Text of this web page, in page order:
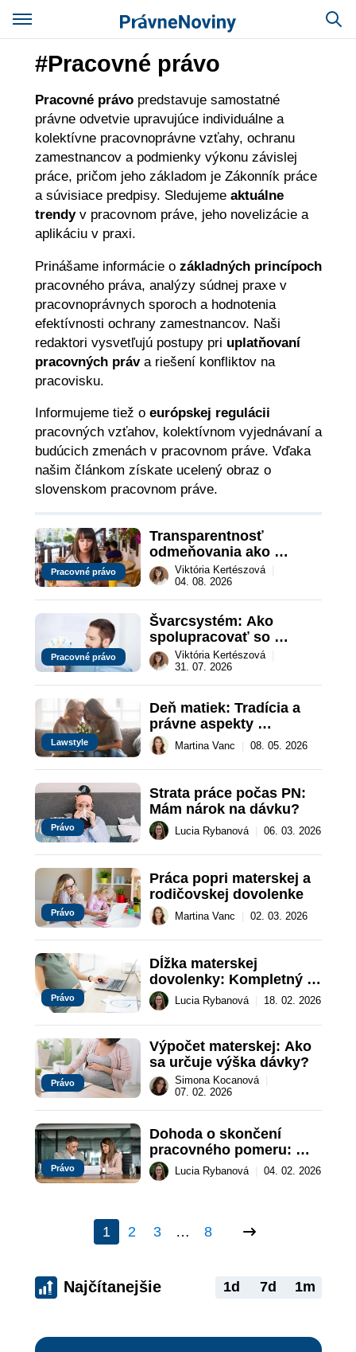
#Pracovné právo
Pracovné právopredstavuje samostatné
právne odvetvie upravujúce individuálne a
kolektívne pracovnoprávne vzťahy, ochranu
zamestnancov a podmienky výkonu závislej
práce, pričom jeho základom je Zákonník práce
a súvisiace predpisy. Sledujeme aktuálne
trendyv pracovnom práve, jeho novelizácie a
aplikáciu v praxi.
Prinášame informácie o základných princípoch
pracovného práva, analýzy súdnej praxe v
pracovnoprávnych sporoch a hodnotenia
efektívnosti ochrany zamestnancov. Naši
redaktori vysvetľujú postupy pri uplatňovaní
pracovných práva riešení konfliktov na
pracovisku.
Informujeme tiež o európskej regulácii
pracovných vzťahov, kolektívnom vyjednávaní a
budúcich zmenách v pracovnom práve. Vďaka
našim článkom získate ucelený obraz o
slovenskom pracovnom práve.
Pracovné právo
Transparentnosť
odmeňovania ako
právna povinnosť:
revolúcia na
slovenskom trhu práce
Viktória Kertészová
04. 08. 2026
Pracovné právo
Švarcsystém: Ako
spolupracovať so
živnostníkom legálne a
bez rizika?
Viktória Kertészová
31. 07. 2026
Lawstyle
Deň matiek: Tradícia a
právne aspekty
materstva
Martina Vanc 08. 05. 2026
Právo
Strata práce počas PN:
Mám nárok na dávku?
Lucia Rybanová 06. 03. 2026
Právo
Práca popri materskej a
rodičovskej dovolenke
Martina Vanc 02. 03. 2026
Právo
Dĺžka materskej
dovolenky: Kompletný
prehľadLucia Rybanová 18. 02. 2026
Právo
Výpočet materskej: Ako
sa určuje výška dávky?
Simona Kocanová
07. 02. 2026
Právo
Dohoda o skončení
pracovného pomeru:
Ako ju napísať?
Lucia Rybanová 04. 02. 2026
1 2 3 … 8
Najčítanejšie 1d 7d 1m